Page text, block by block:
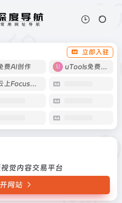
立即入驻
费AI创作 uTools免费工具箱
云上Focus接码
觉内容交易平台
网站